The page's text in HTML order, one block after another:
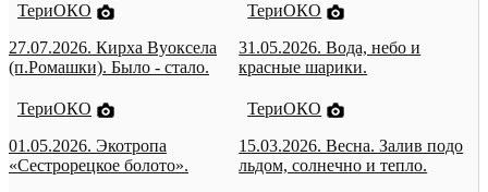
ТериОКО
27.07.2026. Кирха Вуоксела
(п.Ромашки). Было - стало.
ТериОКО
31.05.2026. Вода, небо и
красные шарики.
ТериОКО
01.05.2026. Экотропа
«Сестрорецкое болото».
ТериОКО
15.03.2026. Весна. Залив подо
льдом, солнечно и тепло.